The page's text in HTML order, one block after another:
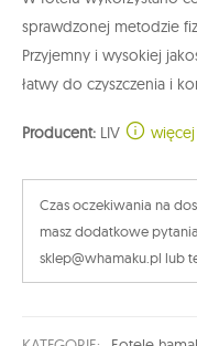
sprawdzonej metodzie
Przyjemny i wysokiej
łatwy do czyszczenia i
Producent: LIV więcej
Czas oczekiwania na
masz dodatkowe
sklep@whamaku.pl lub